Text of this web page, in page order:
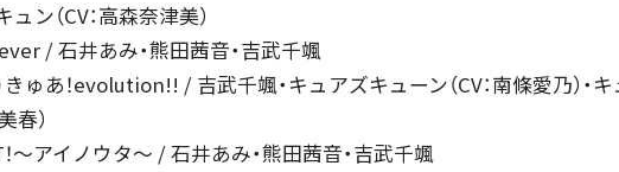
ン（CV：高森奈津美）
/ 石井あみ・熊田茜音・吉武千颯
ゅあ！evolution!! / 吉武千颯・キュアズキューン（CV：南條愛乃）・キ
春）
～アイノウタ～ / 石井あみ・熊田茜音・吉武千颯